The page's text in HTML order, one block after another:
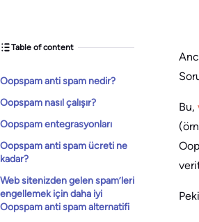
Table of content
Oopspam anti spam nedir?
Oopspam nasıl çalışır?
Oopspam entegrasyonları
Oopspam anti spam ücreti ne
kadar?
Web sitenizden gelen spam’leri
engellemek için daha iyi
Oopspam anti spam alternatifi
Bu,